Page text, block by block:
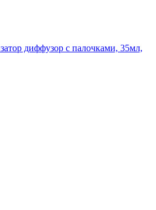
диффузор с палочками, 35мл,